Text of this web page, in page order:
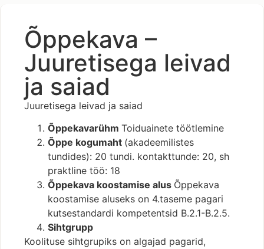
Õppekava –
Juuretisega leivad
ja saiad
Juuretisega leivad ja saiad
Õppekavarühm Toiduainete töötlemine
Õppe kogumaht (akadeemilistes
tundides): 20 tundi. kontakttunde: 20, sh
praktline töö: 18
Õppekava koostamise alus Õppekava
koostamise aluseks on 4.taseme pagari
kutsestandardi kompetentsid B.2.1-B.2.5.
Sihtgrupp
Koolituse sihtgrupiks on algajad pagarid,